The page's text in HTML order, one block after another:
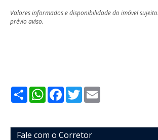
Valores informados e disponibilidade do imóvel
prévio aviso.
ShareWhatsApp
Facebook
Twitter
Fale com o Corretor